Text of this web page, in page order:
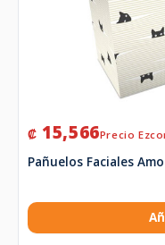
₡ 15,566
Pañuelos Faciales